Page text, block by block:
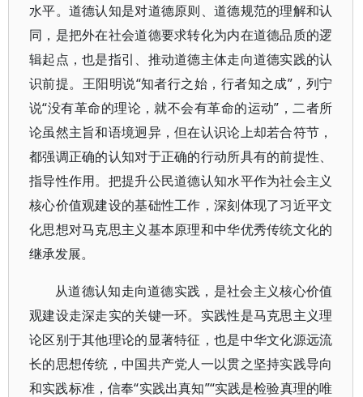
水平。道德认知是对道德原则、道德规范的理解和认
同，是把外在社会道德要求转化为内在道德品质的逻
辑起点，也是指引、推动道德主体走向道德实践的认
识前提。王阳明说“知者行之始，行者知之成”，列宁
说“没有革命的理论，就不会有革命的运动”，二者所
论虽然主旨和语境迥异，但在认识论上却若合符节，
都强调正确的认知对于正确的行动所具有的前提性、
指导性作用。把提升公民道德认知水平作为社会主义
核心价值观建设的基础性工作，深刻体现了习近平文
化思想对马克思主义基本原理和中华优秀传统文化的
继承发展。
从道德认知走向道德实践，是社会主义核心价值
观建设走深走实的关键一环。实践性是马克思主义理
论区别于其他理论的显著特征，也是中华文化源远流
长的思想传统，中国共产党人一以贯之坚持实践导向
和实践标准，信奉“实践出真知”“实践是检验真理的唯